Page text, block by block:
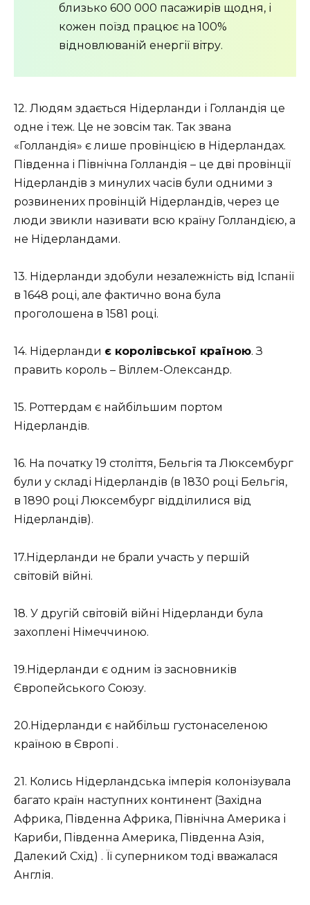
близько 600 000 пасажирів щодня, і
кожен поїзд працює на 100%
відновлюваній енергії вітру.
12. Людям здається Нідерланди і Голландія це
одне і теж. Це не зовсім так. Так звана
«Голландія» є лише провінцією в Нідерландах.
Південна і Північна Голландія – це дві провінції
Нідерландів з минулих часів були одними з
розвинених провінцій Нідерландів, через це
люди звикли називати всю країну Голландією, а
не Нідерландами.
13. Нідерланди здобули незалежність від Іспанії
в 1648 році, але фактично вона була
проголошена в 1581 році.
14. Нідерланди є королівської країною. З
править король – Віллем-Олександр.
15. Роттердам є найбільшим портом
Нідерландів.
16. На початку 19 століття, Бельгія та Люксембург
були у складі Нідерландів (в 1830 році Бельгія,
в 1890 році Люксембург відділилися від
Нідерландів).
17.Нідерланди не брали участь у першій
світовій війні.
18. У другій світовій війні Нідерланди була
захоплені Німеччиною.
19.Нідерланди є одним із засновників
Європейського Союзу.
20.Нідерланди є найбільш густонаселеною
країною в Європі .
21. Колись Нідерландська імперія колонізувала
багато країн наступних континент (Західна
Африка, Південна Африка, Північна Америка і
Кариби, Південна Америка, Південна Азія,
Далекий Схід) . Її суперником тоді вважалася
Англія.